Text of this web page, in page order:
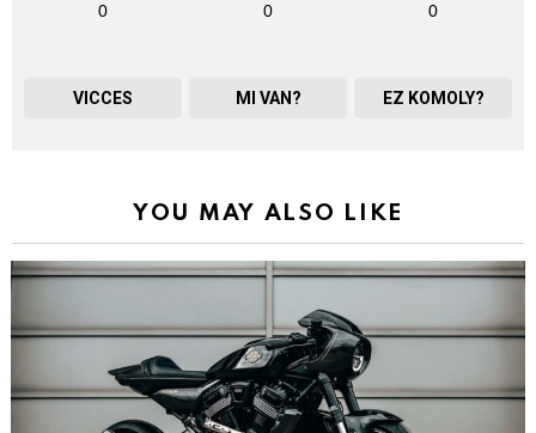
0
VICCES
0
MI VAN?
0
EZ KOMOLY?
YOU MAY ALSO LIKE